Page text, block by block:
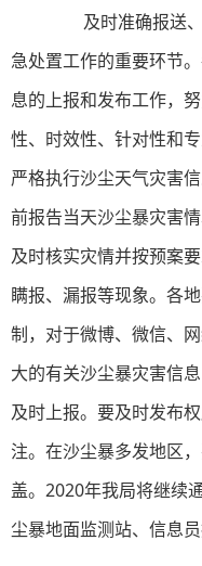
及时准确报送、
急处置工作的重要环节
息的上报和发布工作，
性、时效性、针对性和
严格执行沙尘天气灾害
前报告当天沙尘暴灾害
及时核实灾情并按预案
瞒报、漏报等现象。各
制，对于微博、微信、
大的有关沙尘暴灾害信
及时上报。要及时发布
注。在沙尘暴多发地区
盖。2020年我局将继续
尘暴地面监测站、信息